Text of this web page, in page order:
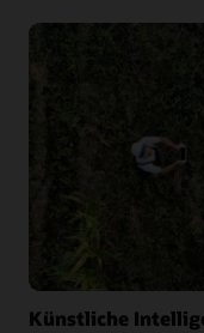
Künstliche